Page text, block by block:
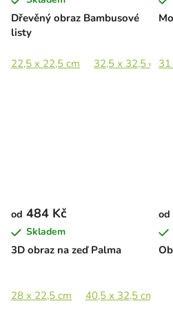
Dřevěný obraz Bambusové
listy
22,5 x 22,5 cm 32,5 x 32,5 cm
3D obraz na zeď Palma
od 484 Kč
Skladem
28 x 22,5 cm 40,5 x 32,5 cm
od